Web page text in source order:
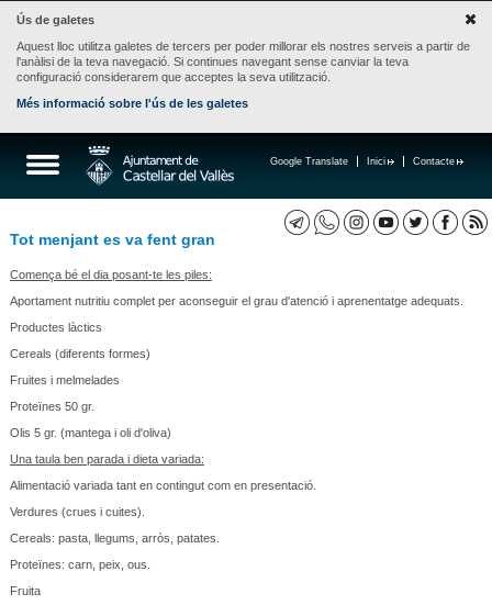
Ús de galetes
Aquest lloc utilitza galetes de tercers per poder millorar els nostres serveis a partir de
l'anàlisi de la teva navegació. Si continues navegant sense canviar la teva
configuració considerarem que acceptes la seva utilització.
Més informació sobre l'ús de les galetes
Contacte
Inici
Google Translate
Tot menjant es va fent gran
Comença bé el dia posant-te les piles:
Aportament nutritiu complet per aconseguir el grau d'atenció i aprenentatge adequats.
Productes làctics
Cereals (diferents formes)
Fruites i melmelades
Proteïnes 50 gr.
Olis 5 gr. (mantega i oli d'oliva)
Una taula ben parada i dieta variada:
Alimentació variada tant en contingut com en presentació.
Verdures (crues i cuites).
Cereals: pasta, llegums, arròs, patates.
Proteïnes: carn, peix, ous.
Fruita